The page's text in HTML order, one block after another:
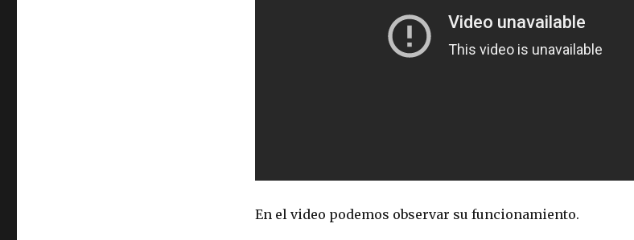
En el video podemos observar su funcionamiento.